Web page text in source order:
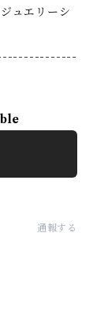
ュエリーシ
通報する